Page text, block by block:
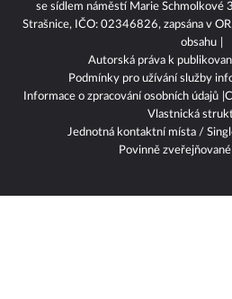
se sídlem náměstí Marie
Strašnice, IČO: 02346826, zapsána v
obsahu
Autorská práva k
Podmínky pro užívání služby
Informace o zpracování osobních údajů
Vlastnická
Jednotná kontaktní místa /
Povinně